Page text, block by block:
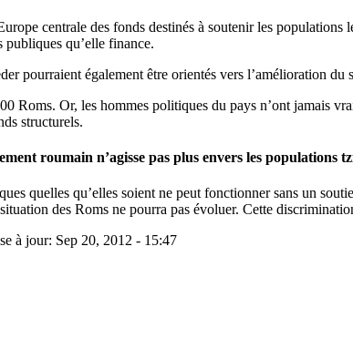
centrale des fonds destinés à soutenir les
qu’elle finance.
pourraient également être orientés vers l’amélioration
Roms. Or, les hommes politiques du pays n’ont jamais
structurels.
roumain n’agisse pas plus envers les populations
quelles qu’elles soient ne peut fonctionner sans un
des Roms ne pourra pas évoluer. Cette
à jour: Sep 20, 2012 - 15:47